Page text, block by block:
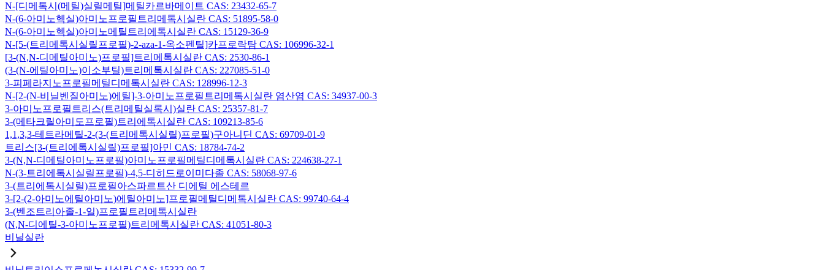
N-[디메톡시(메틸)실릴메틸]메틸카르바메이트 CAS: 23432-65-7
N-(6-아미노헥실)아미노프로필트리메톡시실란 CAS: 51895-58-0
N-(6-아미노헥실)아미노메틸트리에톡시실란 CAS: 15129-36-9
N-[5-(트리메톡시실릴프로필)-2-aza-1-옥소펜틸]카프로락탐 CAS: 106996-32-1
[3-(N,N-디메틸아미노)프로필]트리메톡시실란 CAS: 2530-86-1
(3-(N-에틸아미노)이소부틸)트리메톡시실란 CAS: 227085-51-0
3-피페라지노프로필메틸디메톡시실란 CAS: 128996-12-3
N-[2-(N-비닐벤질아미노)에틸]-3-아미노프로필트리메톡시실란 염산염 CAS: 34937-00-3
3-아미노프로필트리스(트리메틸실록시)실란 CAS: 25357-81-7
3-(메타크릴아미도프로필)트리에톡시실란 CAS: 109213-85-6
1,1,3,3-테트라메틸-2-(3-(트리메톡시실릴)프로필)구아니딘 CAS: 69709-01-9
트리스[3-(트리에톡시실릴)프로필]아민 CAS: 18784-74-2
3-(N,N-디메틸아미노프로필)아미노프로필메틸디메톡시실란 CAS: 224638-27-1
N-(3-트리에톡시실릴프로필)-4,5-디히드로이미다졸 CAS: 58068-97-6
3-(트리에톡시실릴)프로필아스파르트산 디에틸 에스테르
3-[2-(2-아미노에틸아미노)에틸아미노]프로필메틸디메톡시실란 CAS: 99740-64-4
3-(벤조트리아졸-1-일)프로필트리메톡시실란
(N,N-디에틸-3-아미노프로필)트리메톡시실란 CAS: 41051-80-3
비닐실란